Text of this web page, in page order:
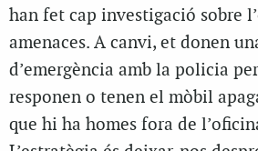
han fet cap investigació sobre
amenaces. A canvi, et donen
d’emergència amb la policia
responen o tenen el mòbil
que hi ha homes fora de